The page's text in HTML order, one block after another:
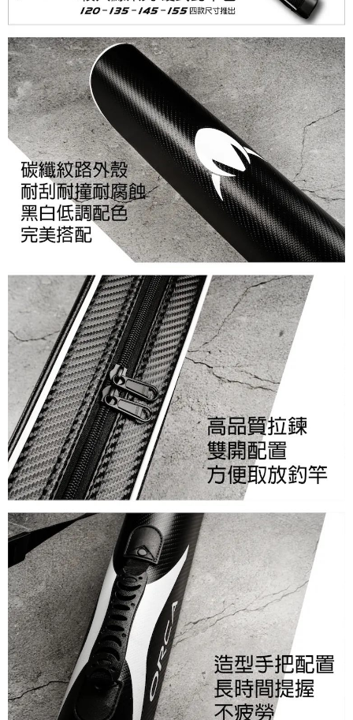
１．透過由恩沛科技股份有限公司提供之「AFTEE先享後付」服務完成之交
易，需依本服務之必要範圍內提供個人資料，並將交易相關給付款項請求債
權轉讓予恩沛科技股份有限公司。
２．關於個人資料處理事宜，請瀏覽以下網址：
https://aftee.tw/terms/#terms3
３．未成年的使用者請事先徵得法定代理人或監護人之同意方可使用
「AFTEE先享後付」，若未經同意申辦者引起之損失，本公司不負相關責
任。
４．使用「AFTEE先享後付」時，將依據個別帳號之用戶狀況，依本公司即
時審查核予不同之上限額度；若仍有額度不足之情形，本公司將視審查結果
請求用戶進行身份認證。
５．嚴禁一人註冊多個帳號或使用他人資訊註冊。若發現惡意使用之情形，
恩沛科技股份有限公司將有權停止該用戶之使用額度並採取法律行動。
國家/地區配送(**下單前請私訊客服確認實際運費(運費另
計)，訂單才得以成立**)
查看運費